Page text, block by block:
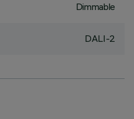
Dimmable
DALI-2